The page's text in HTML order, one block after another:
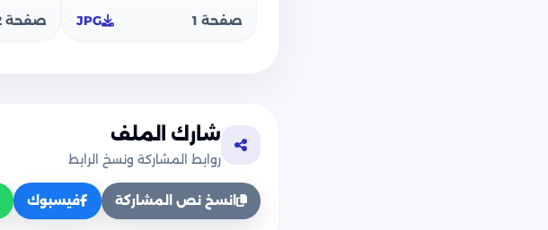
صفحة 1 JPG صفحة 2
شارك الملف
روابط المشاركة ونسخ الرابط
انسخ نص المشاركة فيسبوك